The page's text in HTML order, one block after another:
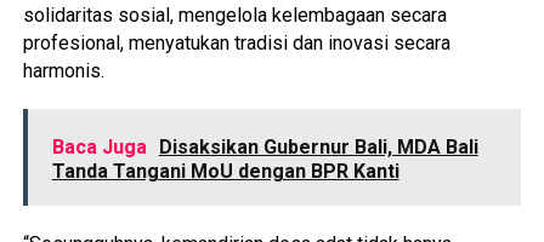
solidaritas sosial, mengelola kelembagaan secara
profesional, menyatukan tradisi dan inovasi secara
harmonis.
Baca Juga Disaksikan Gubernur Bali, MDA Bali
Tanda Tangani MoU dengan BPR Kanti